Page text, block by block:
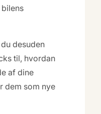
desuden
til, hvordan
af dine
dem som nye